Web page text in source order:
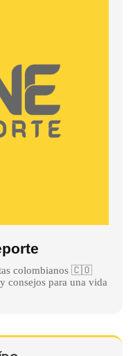
colombianos 🇨🇴
consejos para una vida